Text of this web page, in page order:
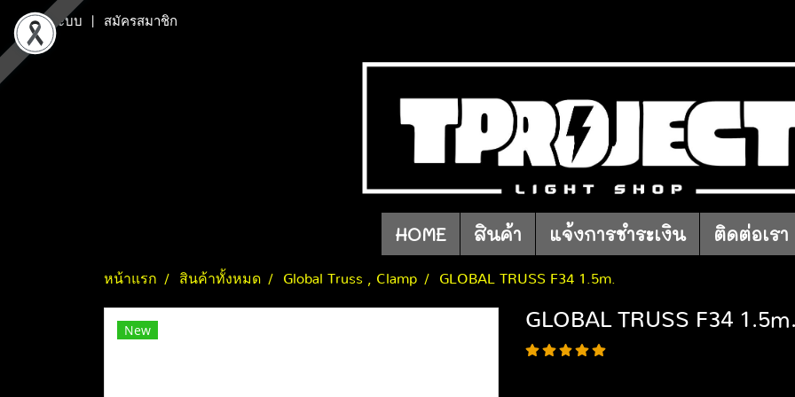
เข้าสู่ระบบ สมัครสมาชิก
HOME สินค้า แจ้งการชำระเงิน ติดต่อเรา
หน้าแรก สินค้าทั้งหมด Global Truss , Clamp GLOBAL TRUSS F34 1.5m.
New GLOBAL TRUSS F34